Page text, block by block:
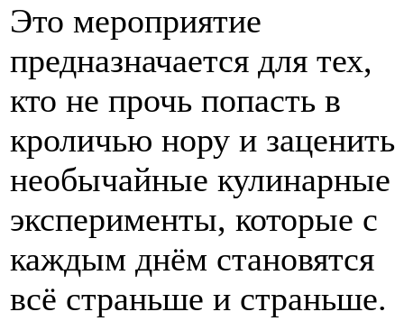
Это мероприятие
предназначается для тех,
кто не прочь попасть в
кроличью нору и заценить
необычайные кулинарные
эксперименты, которые с
каждым днём становятся
всё страньше и страньше.